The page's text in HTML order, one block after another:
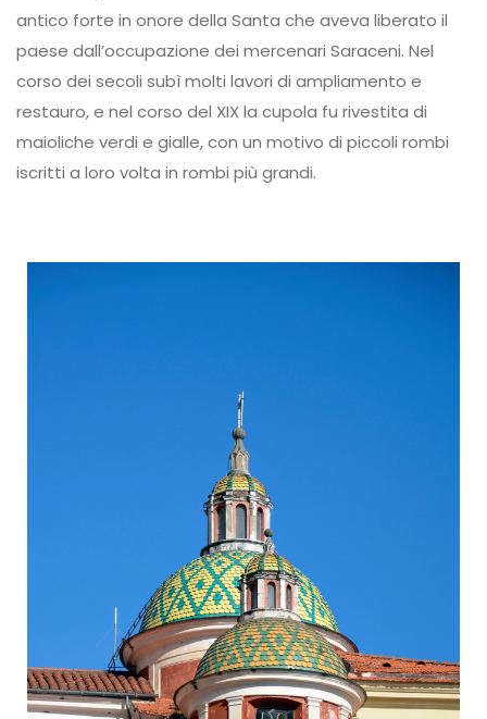
antico forte in onore della Santa che aveva liberato il
paese dall’occupazione dei mercenari Saraceni. Nel
corso dei secoli subì molti lavori di ampliamento e
restauro, e nel corso del XIX la cupola fu rivestita di
maioliche verdi e gialle, con un motivo di piccoli rombi
iscritti a loro volta in rombi più grandi.